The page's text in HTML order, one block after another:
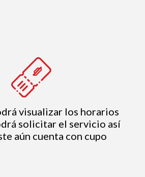
visualizar los horarios
solicitar el servicio así
aún cuenta con cupo